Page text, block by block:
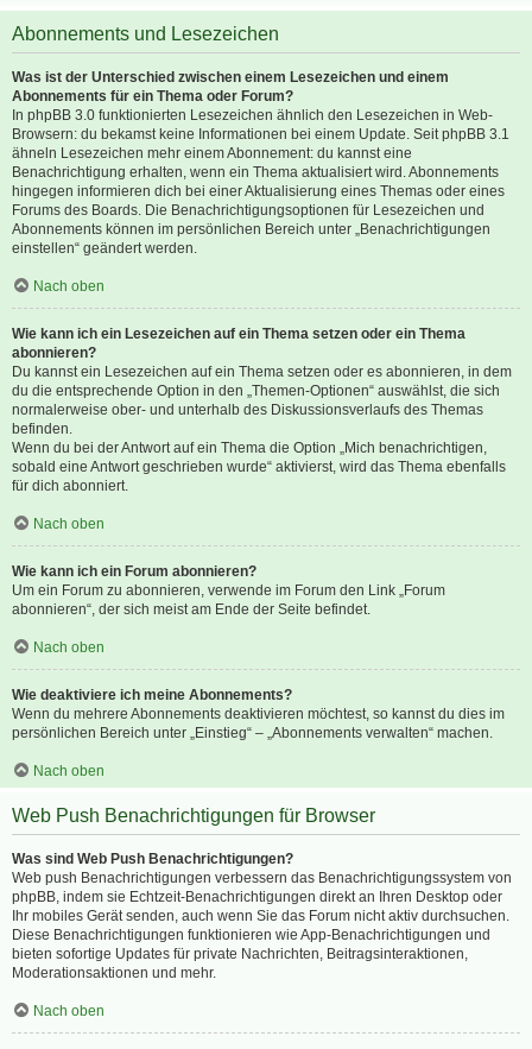
Abonnements und Lesezeichen
Was ist der Unterschied zwischen einem Lesezeichen und einem
Abonnements für ein Thema oder Forum?
In phpBB 3.0 funktionierten Lesezeichen ähnlich den Lesezeichen in Web-
Browsern: du bekamst keine Informationen bei einem Update. Seit phpBB 3.1
ähneln Lesezeichen mehr einem Abonnement: du kannst eine
Benachrichtigung erhalten, wenn ein Thema aktualisiert wird. Abonnements
hingegen informieren dich bei einer Aktualisierung eines Themas oder eines
Forums des Boards. Die Benachrichtigungsoptionen für Lesezeichen und
Abonnements können im persönlichen Bereich unter „Benachrichtigungen
einstellen“ geändert werden.
Nach oben
Wie kann ich ein Lesezeichen auf ein Thema setzen oder ein Thema
abonnieren?
Du kannst ein Lesezeichen auf ein Thema setzen oder es abonnieren, in dem
du die entsprechende Option in den „Themen-Optionen“ auswählst, die sich
normalerweise ober- und unterhalb des Diskussionsverlaufs des Themas
befinden.
Wenn du bei der Antwort auf ein Thema die Option „Mich benachrichtigen,
sobald eine Antwort geschrieben wurde“ aktivierst, wird das Thema ebenfalls
für dich abonniert.
Nach oben
Wie kann ich ein Forum abonnieren?
Um ein Forum zu abonnieren, verwende im Forum den Link „Forum
abonnieren“, der sich meist am Ende der Seite befindet.
Nach oben
Wie deaktiviere ich meine Abonnements?
Wenn du mehrere Abonnements deaktivieren möchtest, so kannst du dies im
persönlichen Bereich unter „Einstieg“ – „Abonnements verwalten“ machen.
Nach oben
Web Push Benachrichtigungen für Browser
Was sind Web Push Benachrichtigungen?
Web push Benachrichtigungen verbessern das Benachrichtigungssystem von
phpBB, indem sie Echtzeit-Benachrichtigungen direkt an Ihren Desktop oder
Ihr mobiles Gerät senden, auch wenn Sie das Forum nicht aktiv durchsuchen.
Diese Benachrichtigungen funktionieren wie App-Benachrichtigungen und
bieten sofortige Updates für private Nachrichten, Beitragsinteraktionen,
Moderationsaktionen und mehr.
Nach oben